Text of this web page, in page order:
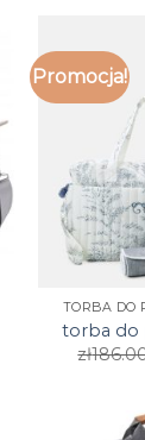
Promocja!
TORBA DO
torba do
zł